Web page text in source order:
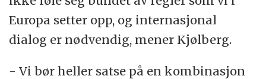
Europa setter opp, og internasjonal
dialog er nødvendig, mener Kjølberg.
- Vi bør heller satse på en kombinasjon